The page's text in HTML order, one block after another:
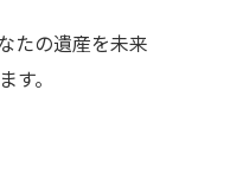
たの遺産を未来
。